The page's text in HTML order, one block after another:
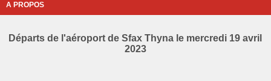
A PROPOS
Départs de l'aéroport de Sfax Thyna le mercredi 19 avril
2023